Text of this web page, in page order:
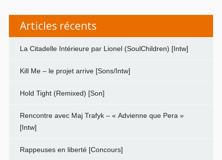
Articles récents
La Citadelle Intérieure par Lionel (SoulChildren) [Intw]
Kill Me – le projet arrive [Sons/Intw]
Hold Tight (Remixed) [Son]
Rencontre avec Maj Trafyk – « Advienne que Pera »
[Intw]
Rappeuses en liberté [Concours]